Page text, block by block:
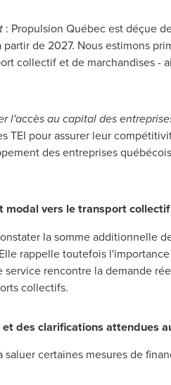
: Propulsion Québec est déçue
de 2027. Nous estimons
collectif et de marchandises
l'accès au capital des
TEI pour assurer leur
des entreprises
modal vers le transport collectif
la somme additionnelle
rappelle toutefois
rencontre la demande
collectifs.
des clarifications attendues
certaines mesures de